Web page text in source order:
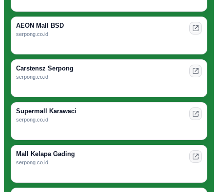
AEON Mall BSD
serpong.co.id
Carstensz Serpong
serpong.co.id
Supermall Karawaci
serpong.co.id
Mall Kelapa Gading
serpong.co.id